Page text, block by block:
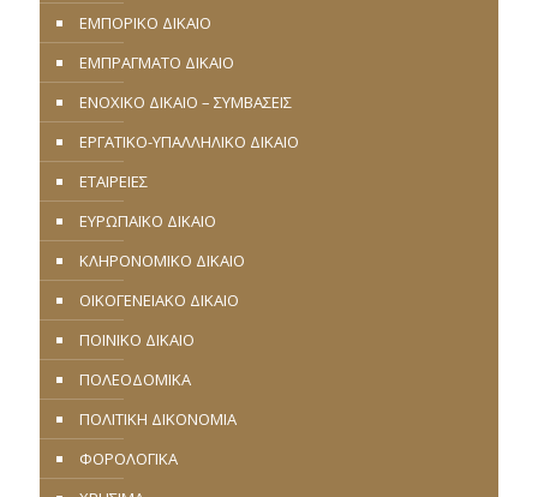
ΕΜΠΟΡΙΚΟ ΔΙΚΑΙΟ
ΕΜΠΡΑΓΜΑΤΟ ΔΙΚΑΙΟ
ΕΝΟΧΙΚΟ ΔΙΚΑΙΟ – ΣΥΜΒΑΣΕΙΣ
ΕΡΓΑΤΙΚΟ-ΥΠΑΛΛΗΛΙΚΟ ΔΙΚΑΙΟ
ΕΤΑΙΡΕΙΕΣ
ΕΥΡΩΠΑΪΚΟ ΔΙΚΑΙΟ
ΚΛΗΡΟΝΟΜΙΚΟ ΔΙΚΑΙΟ
ΟΙΚΟΓΕΝΕΙΑΚΟ ΔΙΚΑΙΟ
ΠΟΙΝΙΚΟ ΔΙΚΑΙΟ
ΠΟΛΕΟΔΟΜΙΚΑ
ΠΟΛΙΤΙΚΗ ΔΙΚΟΝΟΜΙΑ
ΦΟΡΟΛΟΓΙΚΑ